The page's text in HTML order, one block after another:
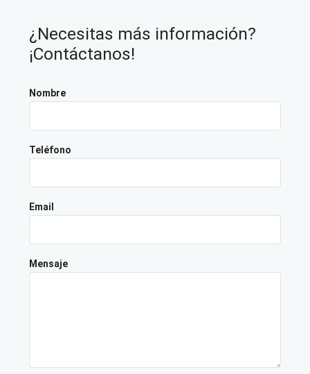
¿Necesitas más información?
¡Contáctanos!
Nombre
Teléfono
Email
Mensaje